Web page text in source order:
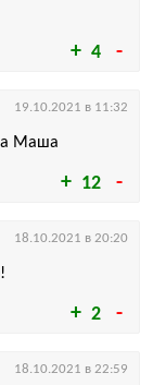
4
12
Маша
19.10.2021 в 11:32
2
18.10.2021 в 20:20
18.10.2021 в 22:59